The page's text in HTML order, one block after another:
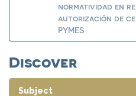
normatividad en
autorización de
PYMES
Discover
Subject